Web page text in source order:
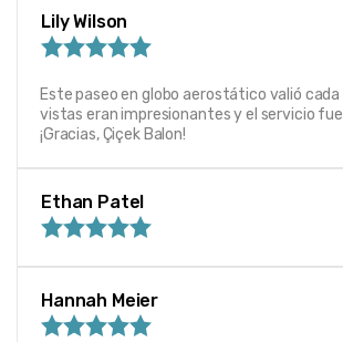
Lily Wilson
Este paseo en globo aerostático valió
vistas eran impresionantes y el servicio
¡Gracias, Çiçek Balon!
Ethan Patel
Hannah Meier